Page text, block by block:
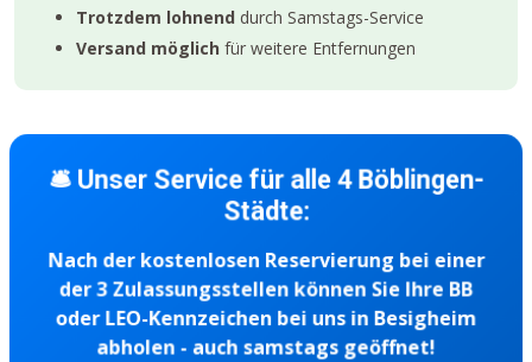
Trotzdem lohnend durch Samstags-Service
Versand möglich für weitere Entfernungen
🛎️ Unser Service für alle 4 Böblingen-
Städte:
Nach der kostenlosen Reservierung bei einer
der 3 Zulassungsstellen können Sie Ihre BB
oder LEO-Kennzeichen bei uns in Besigheim
abholen - auch samstags geöffnet!